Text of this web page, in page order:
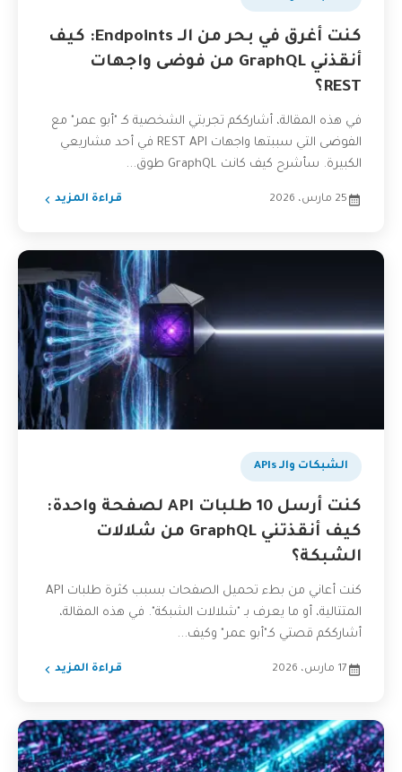
كنت أغرق في بحر من الـ Endpoints: كيف
أنقذني GraphQL من فوضى واجهات
REST؟
في هذه المقالة، أشارككم تجربتي الشخصية كـ "أبو عمر" مع
الفوضى التي سببتها واجهات REST API في أحد مشاريعي
الكبيرة. سأشرح كيف كانت GraphQL طوق...
25 مارس، 2026 قراءة المزيد
الشبكات والـ APIs
كنت أرسل 10 طلبات API لصفحة واحدة:
كيف أنقذتني GraphQL من شلالات
الشبكة؟
كنت أعاني من بطء تحميل الصفحات بسبب كثرة طلبات API
المتتالية، أو ما يعرف بـ "شلالات الشبكة". في هذه المقالة،
أشارككم قصتي كـ"أبو عمر" وكيف...
17 مارس، 2026 قراءة المزيد